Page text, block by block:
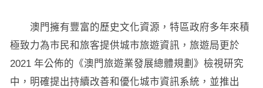
澳門擁有豐富的歷史文化資源，特區政府多年來積
極致力為市民和旅客提供城市旅遊資訊，旅遊局更於
2021 年公佈的《澳門旅遊業發展總體規劃》檢視研究
中，明確提出持續改善和優化城市資訊系統，並推出